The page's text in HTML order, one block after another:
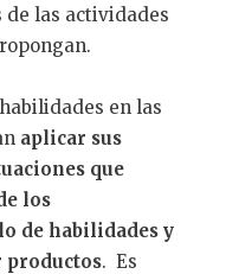
de las actividades
en las
aplicar sus
que
los
de habilidades y
productos. Es